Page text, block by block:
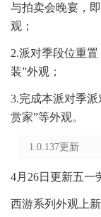
与拍卖会晚宴，
观；
2.派对季段位重
装”外观；
3.完成本派对季
赏家”等外观。
1.0.137更新
4月26日更新五一
西游系列外观上